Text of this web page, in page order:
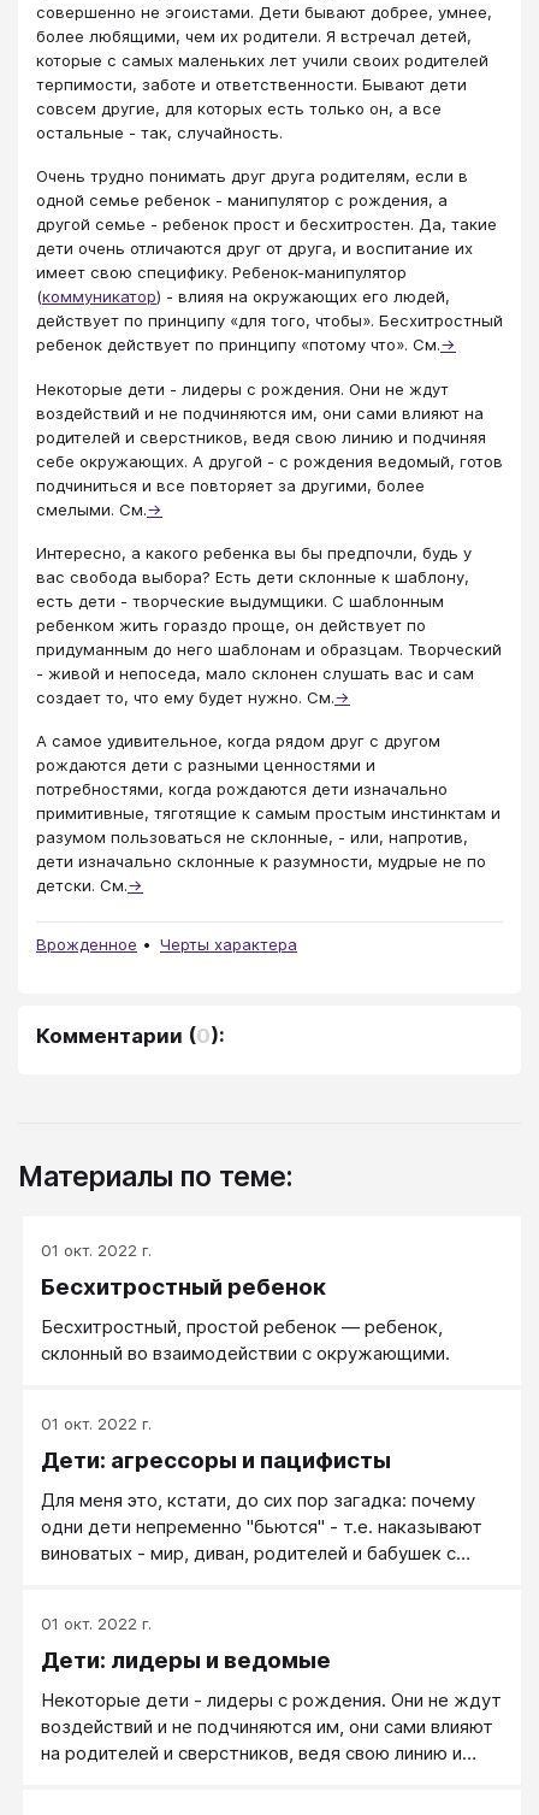
совершенно не эгоистами. Дети бывают добрее, умнее,
более любящими, чем их родители. Я встречал детей,
которые с самых маленьких лет учили своих родителей
терпимости, заботе и ответственности. Бывают дети
совсем другие, для которых есть только он, а все
остальные - так, случайность.
Очень трудно понимать друг друга родителям, если в
одной семье ребенок - манипулятор с рождения, а
другой семье - ребенок прост и бесхитростен. Да, такие
дети очень отличаются друг от друга, и воспитание их
имеет свою специфику. Ребенок-манипулятор
(коммуникатор) - влияя на окружающих его людей,
действует по принципу «для того, чтобы». Бесхитростный
ребенок действует по принципу «потому что». См.→
Некоторые дети - лидеры с рождения. Они не ждут
воздействий и не подчиняются им, они сами влияют на
родителей и сверстников, ведя свою линию и подчиняя
себе окружающих. А другой - с рождения ведомый, готов
подчиниться и все повторяет за другими, более
смелыми. См.→
Интересно, а какого ребенка вы бы предпочли, будь у
вас свобода выбора? Есть дети склонные к шаблону,
есть дети - творческие выдумщики. С шаблонным
ребенком жить гораздо проще, он действует по
придуманным до него шаблонам и образцам. Творческий
- живой и непоседа, мало склонен слушать вас и сам
создает то, что ему будет нужно. См.→
А самое удивительное, когда рядом друг с другом
рождаются дети с разными ценностями и
потребностями, когда рождаются дети изначально
примитивные, тяготящие к самым простым инстинктам и
разумом пользоваться не склонные, - или, напротив,
дети изначально склонные к разумности, мудрые не по
детски. См.→
Врожденное Черты характера
Комментарии (0):
Материалы по теме:
01 окт. 2022 г.
Бесхитростный ребенок
Бесхитростный, простой ребенок — ребенок,
склонный во взаимодействии с окружающими.
01 окт. 2022 г.
Дети: агрессоры и пацифисты
Для меня это, кстати, до сих пор загадка: почему
одни дети непременно "бьются" - т.е. наказывают
виноватых - мир, диван, родителей и бабушек с
то "дай ему, дай, плохой дед, не дал дитятке
конфетку" - нет. Никто не учил, а они молотят
01 окт. 2022 г.
Дети: лидеры и ведомые
Некоторые дети - лидеры с рождения. Они не ждут
воздействий и не подчиняются им, они сами влияют
на родителей и сверстников, ведя свою линию и